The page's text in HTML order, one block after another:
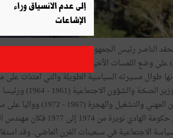
(2014 - 2019 ) على وضع اللمسات الأخيرة لمذكّراته ، معتمدا
طوال مسيرته السياسية الطويلة والتي امتدّت
رئيسا لديوان
الاجتماعية في حكومة
إلى عدم الانسياق وراء
الإشاعات